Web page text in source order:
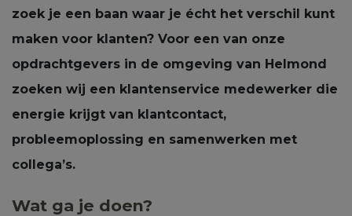
zoek je een baan waar je écht het verschil kunt
maken voor klanten? Voor een van onze
opdrachtgevers in de omgeving van Helmond
zoeken wij een klantenservice medewerker die
energie krijgt van klantcontact,
probleemoplossing en samenwerken met
collega’s.
Wat ga je doen?